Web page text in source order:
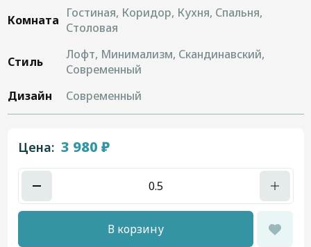
Комната Гостиная, Коридор, Кухня, Спальня,
Столовая
Стиль
Лофт, Минимализм, Скандинавский,
Современный
Дизайн
Современный
Цена: 3 980 ₽
В корзину